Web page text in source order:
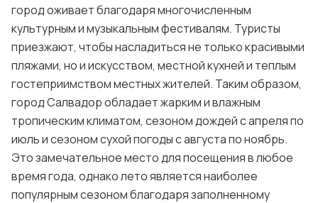
город оживает благодаря многочисленным
культурным и музыкальным фестивалям. Туристы
приезжают, чтобы насладиться не только красивыми
пляжами, но и искусством, местной кухней и теплым
гостеприимством местных жителей. Таким образом,
город Салвадор обладает жарким и влажным
тропическим климатом, сезоном дождей с апреля по
июль и сезоном сухой погоды с августа по ноябрь.
Это замечательное место для посещения в любое
время года, однако лето является наиболее
популярным сезоном благодаря заполненному